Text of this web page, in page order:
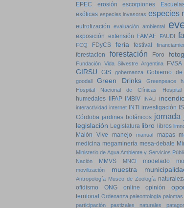
EPEC
erosión escorpiones
exóticas especies invasoras especies
eutrofización
evaluación ambiental
exposición extensión FAMAF FAUDI
FCQ FDyCS feria festival
forestacion
forestación Foro
Fundación Vida Silvestre Argentina
FVSA
GIRSU
GIS gobernanza Gobierno de
goodall
Green Drinks Greenpeace
Hospital Nacional de Clínicas
humedales IIFAP IMBIV INALI
interactividad internet INTI investigación
Córdoba jardines botánicos jornada
legislación Legislatura libro libros
Malón Vive manejo manual mapas
medicina megaminería mesa-debate
Ministerio de Agua Ambiente y Servicios
Nación
MMVS MNCI modelado
movilización muestra
Antropología Museo de Zoología
ofidismo ONG online opinión
territorial Ordenanza paleontología palomas
participación
pastizales naturales